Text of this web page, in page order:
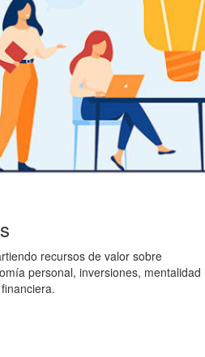
recursos de valor sobre
personal, inversiones, mentalidad